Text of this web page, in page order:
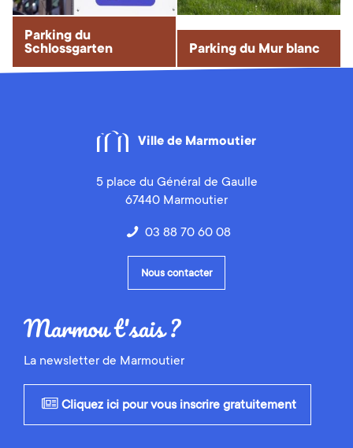
Parking du
Schlossgarten
Parking du Mur blanc
Ville de Marmoutier
5 place du Général de Gaulle
67440 Marmoutier
03 88 70 60 08
Nous contacter
La newsletter de Marmoutier
Cliquez ici pour vous inscrire gratuitement